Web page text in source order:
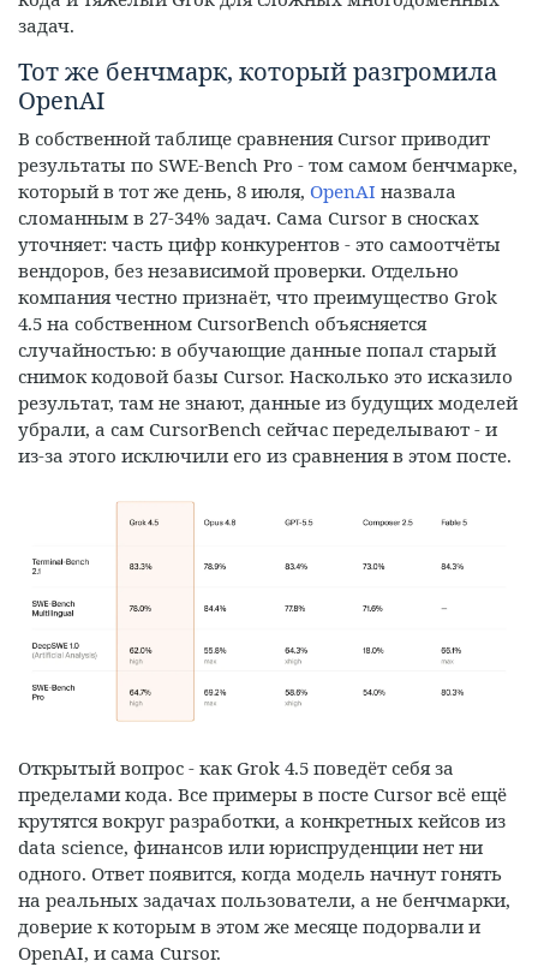
задач.
Тот же бенчмарк, который разгромила
OpenAI
В собственной таблице сравнения Cursor приводит
результаты по SWE-Bench Pro - том самом бенчмарке,
который в тот же день, 8 июля, OpenAI назвала
сломанным в 27-34% задач. Сама Cursor в сносках
уточняет: часть цифр конкурентов - это самоотчёты
вендоров, без независимой проверки. Отдельно
компания честно признаёт, что преимущество Grok
4.5 на собственном CursorBench объясняется
случайностью: в обучающие данные попал старый
снимок кодовой базы Cursor. Насколько это исказило
результат, там не знают, данные из будущих моделей
убрали, а сам CursorBench сейчас переделывают - и
из-за этого исключили его из сравнения в этом посте.
Открытый вопрос - как Grok 4.5 поведёт себя за
пределами кода. Все примеры в посте Cursor всё ещё
крутятся вокруг разработки, а конкретных кейсов из
data science, финансов или юриспруденции нет ни
одного. Ответ появится, когда модель начнут гонять
на реальных задачах пользователи, а не бенчмарки,
доверие к которым в этом же месяце подорвали и
OpenAI, и сама Cursor.